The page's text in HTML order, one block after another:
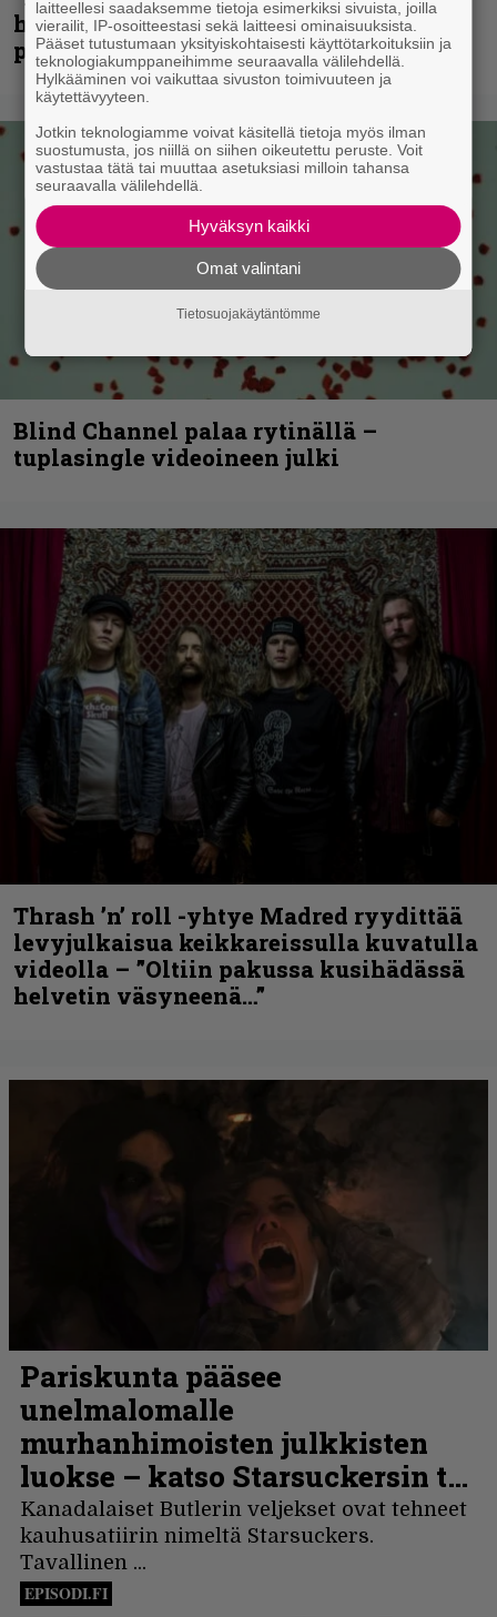
huippu-uimari jamittelee Megadethiä
palkinnollaan
Blind Channel palaa rytinällä –
tuplasingle videoineen julki
Thrash ’n’ roll -yhtye Madred ryydittää
levyjulkaisua keikkareissulla kuvatulla
videolla – ”Oltiin pakussa kusihädässä
helvetin väsyneenä…”
laitteellesi saadaksemme tietoja esimerkiksi sivuista, joilla
vierailit, IP-osoitteestasi sekä laitteesi ominaisuuksista.
Pääset tutustumaan yksityiskohtaisesti käyttötarkoituksiin ja
teknologiakumppaneihimme seuraavalla välilehdellä.
Hylkääminen voi vaikuttaa sivuston toimivuuteen ja
käytettävyyteen.
Jotkin teknologiamme voivat käsitellä tietoja myös ilman
suostumusta, jos niillä on siihen oikeutettu peruste. Voit
vastustaa tätä tai muuttaa asetuksiasi milloin tahansa
seuraavalla välilehdellä.
Hyväksyn kaikki
Omat valintani
Tietosuojakäytäntömme